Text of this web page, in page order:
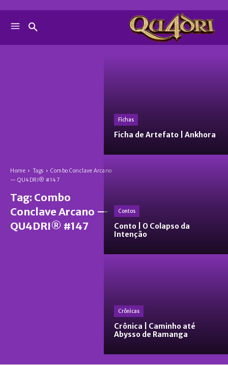
Home Tags
Combo Conclave Arcano
— QU4DRI® #147
Tag: Combo
Conclave Arcano —
QU4DRI® #147
Fichas
Ficha de Artefato | Ankhora
Contos
Conto | O Colapso da
Intenção
Crônicas
Crônica | Caminho até
Abysso de Ramanga